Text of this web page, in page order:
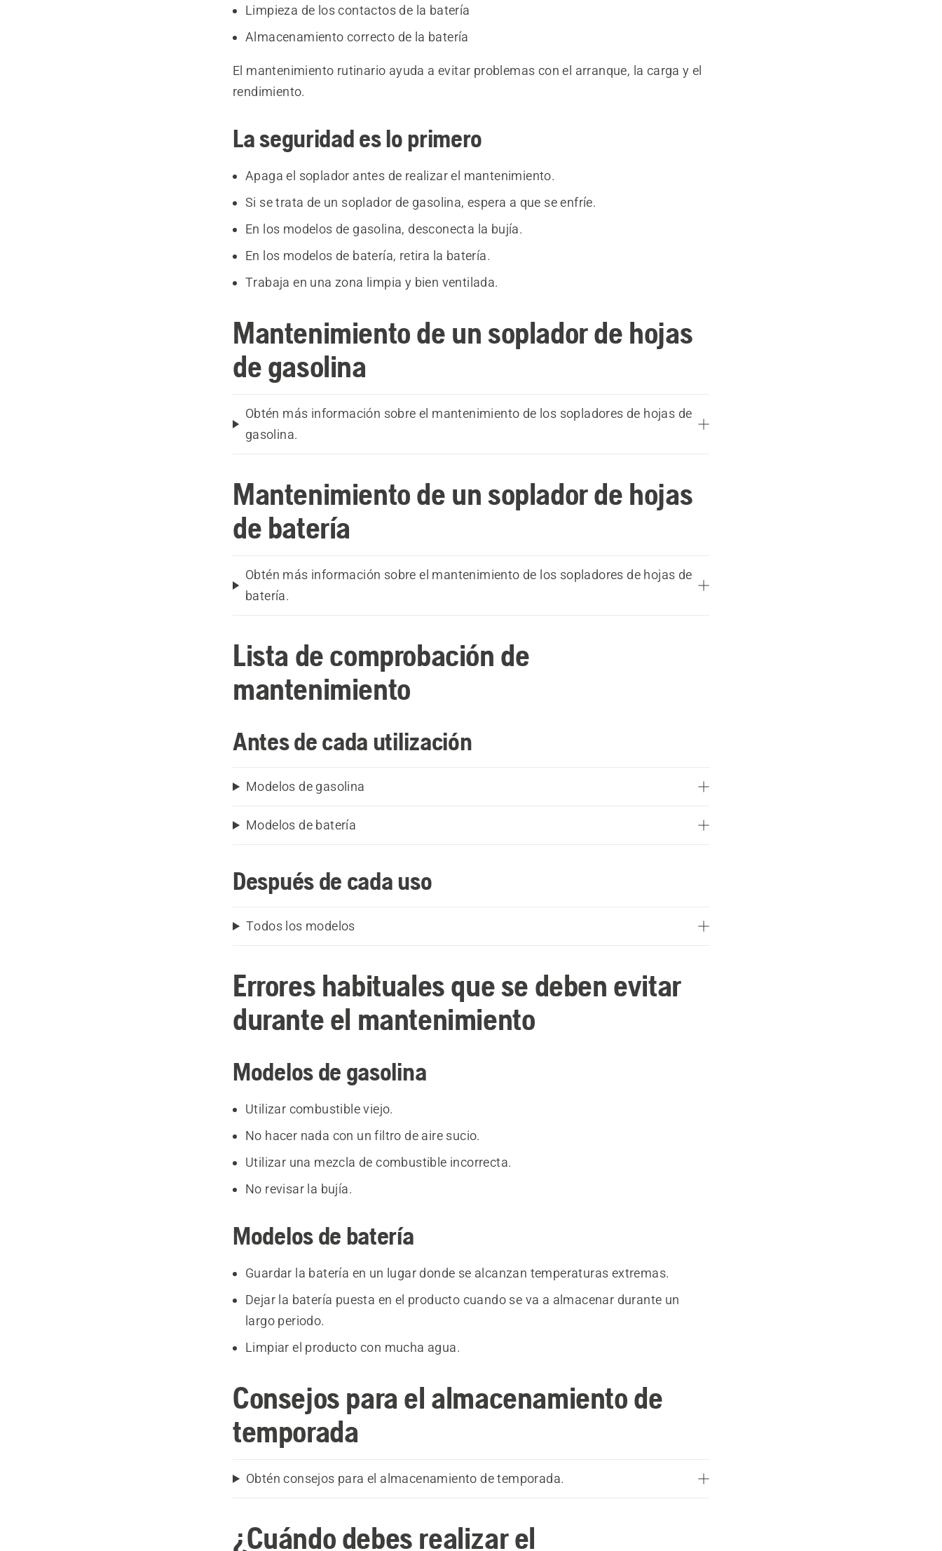
Limpieza de los contactos de la batería
Almacenamiento correcto de la batería
El mantenimiento rutinario ayuda a evitar problemas con el arranque, la carga y el
rendimiento.
La seguridad es lo primero
Apaga el soplador antes de realizar el mantenimiento.
Si se trata de un soplador de gasolina, espera a que se enfríe.
En los modelos de gasolina, desconecta la bujía.
En los modelos de batería, retira la batería.
Trabaja en una zona limpia y bien ventilada.
Mantenimiento de un soplador de hojas
de gasolina
Obtén más información sobre el mantenimiento de los sopladores de hojas de
gasolina.
Mantenimiento de un soplador de hojas
de batería
Obtén más información sobre el mantenimiento de los sopladores de hojas de
batería.
Lista de comprobación de
mantenimiento
Antes de cada utilización
Modelos de gasolina
Modelos de batería
Después de cada uso
Todos los modelos
Errores habituales que se deben evitar
durante el mantenimiento
Modelos de gasolina
Utilizar combustible viejo.
No hacer nada con un filtro de aire sucio.
Utilizar una mezcla de combustible incorrecta.
No revisar la bujía.
Modelos de batería
Guardar la batería en un lugar donde se alcanzan temperaturas extremas.
Dejar la batería puesta en el producto cuando se va a almacenar durante un
largo periodo.
Limpiar el producto con mucha agua.
Consejos para el almacenamiento de
temporada
Obtén consejos para el almacenamiento de temporada.
¿Cuándo debes realizar el